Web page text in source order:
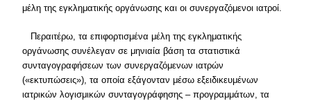
μέλη της εγκληματικής οργάνωσης και οι συνεργαζόμενοι ιατροί.
Περαιτέρω, τα επιφορτισμένα μέλη της εγκληματικής
οργάνωσης συνέλεγαν σε μηνιαία βάση τα στατιστικά
συνταγογραφήσεων των συνεργαζόμενων ιατρών
(«εκτυπώσεις»), τα οποία εξάγονταν μέσω εξειδικευμένων
ιατρικών λογισμικών συνταγογράφησης – προγραμμάτων, τα